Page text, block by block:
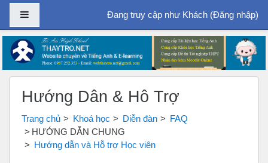
Chuyển tới nội dung chính
Bảng điều khiển cạnhĐang truy cập như Khách (Đăng nhập)
Hướng Dẫn & Hỗ Trợ
Trang chủ Khoá học Diễn đàn
FAQ
HƯỚNG DẪN CHUNG
Hướng dẫn và Hỗ trợ Học viên